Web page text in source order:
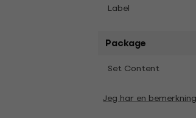
Label
Package
Set Content
Jeg har en